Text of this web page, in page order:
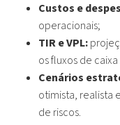
Custos e
operacionais;
TIR e VPL:
os fluxos de
Cenários
otimista, realista
de riscos.